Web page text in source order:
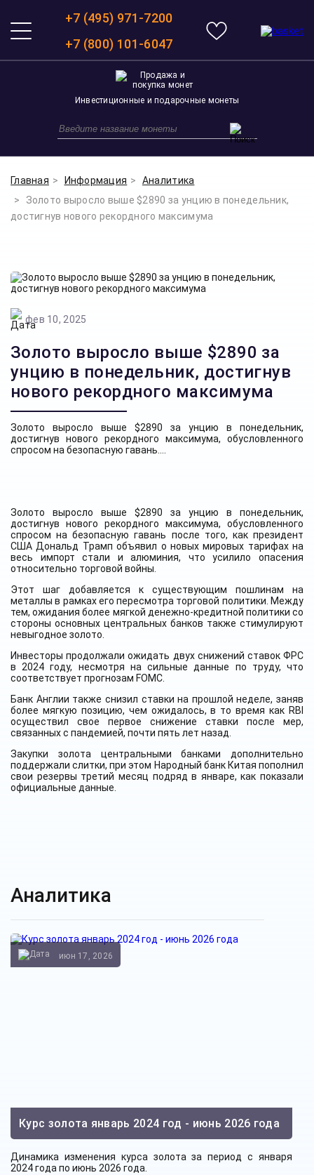
+7 (495) 971-7200
+7 (800) 101-6047
Инвестиционные и подарочные монеты
Главная Информация
Аналитика
Золото выросло выше $2890 за унцию в понедельник,
достигнув нового рекордного максимума
Аналитика
Курс золота январь 2024 год - июнь 2026 года
июн 17, 2026
Динамика изменения курса золота за период с января
2024 года по июнь 2026 года.
фев 10, 2025
Золото выросло выше $2890 за
унцию в понедельник, достигнув
нового рекордного максимума
Золото выросло выше $2890 за унцию в понедельник,
достигнув нового рекордного максимума, обусловленного
спросом на безопасную гавань....
Золото выросло выше $2890 за унцию в понедельник,
достигнув нового рекордного максимума, обусловленного
спросом на безопасную гавань после того, как президент
США Дональд Трамп объявил о новых мировых тарифах на
весь импорт стали и алюминия, что усилило опасения
относительно торговой войны.
Этот шаг добавляется к существующим пошлинам на
металлы в рамках его пересмотра торговой политики. Между
тем, ожидания более мягкой денежно-кредитной политики со
стороны основных центральных банков также стимулируют
невыгодное золото.
Инвесторы продолжали ожидать двух снижений ставок ФРС
в 2024 году, несмотря на сильные данные по труду, что
соответствует прогнозам FOMC.
Банк Англии также снизил ставки на прошлой неделе, заняв
более мягкую позицию, чем ожидалось, в то время как RBI
осуществил свое первое снижение ставки после мер,
связанных с пандемией, почти пять лет назад.
Закупки золота центральными банками дополнительно
поддержали слитки, при этом Народный банк Китая пополнил
свои резервы третий месяц подряд в январе, как показали
официальные данные.